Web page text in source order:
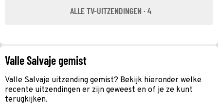
ALLE TV-UITZENDINGEN · 4
Valle Salvaje gemist
Valle Salvaje uitzending gemist? Bekijk hieronder welke
recente uitzendingen er zijn geweest en of je ze kunt
terugkijken.